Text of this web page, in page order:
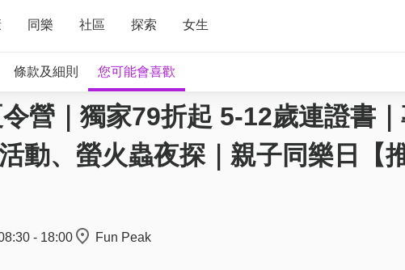
同樂 社區 探索 女生
條款及細則 您可能會喜歡
營｜獨家79折起 5-12歲連證書
動、螢火蟲夜探｜親子同樂日【
- 18:00 Fun Peak